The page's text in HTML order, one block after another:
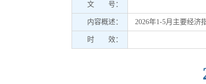
文 号：
内容概述： 2026年1-5月主要经济
时 效：